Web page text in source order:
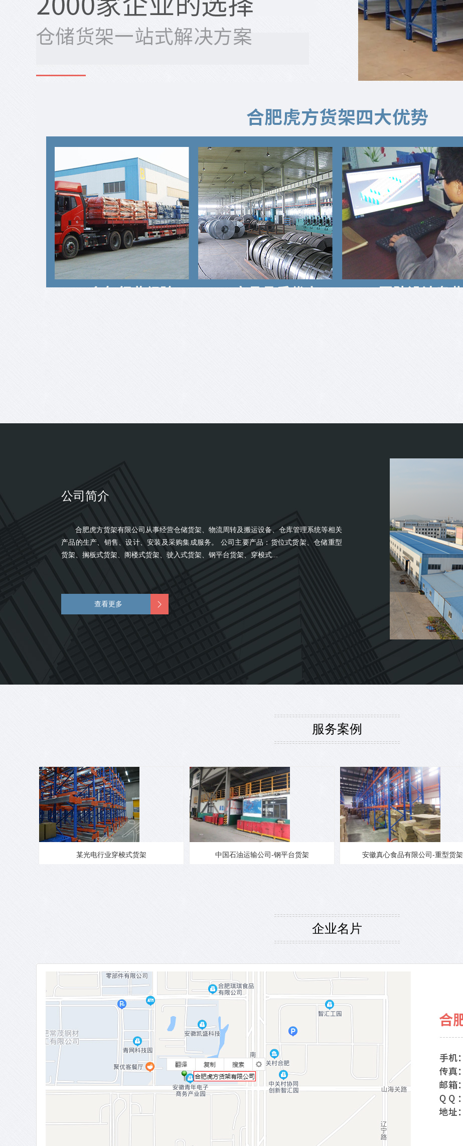
公司简介
合肥虎方货架有限公司从事经营仓储货架、物流周转及搬运设备、仓库管理系统等相关
产品的生产、销售、设计、安装及采购集成服务。 公司主要产品：货位式货架、仓储重型
货架、搁板式货架、阁楼式货架、驶入式货架、钢平台货架、穿梭式...
服务案例
某光电行业穿梭式货架 中国石油运输公司-钢平台货架 安徽真心食品有限公司-重型货架
定远亿利过滤技术流利货架 安徽康佳同创重型层板货架 洽洽食品冷库钢平台
企业名片